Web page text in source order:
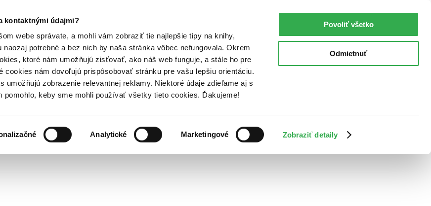
kontaktnými údajmi?
webe správate, a mohli vám zobraziť tie najlepšie tipy na knihy,
potrebné a bez nich by naša stránka vôbec nefungovala. Okrem
ktoré nám umožňujú zisťovať, ako náš web funguje, a stále ho pre
cookies nám dovoľujú prispôsobovať stránku pre vašu lepšiu orientáciu.
umožňujú zobrazenie relevantnej reklamy. Niektoré údaje zdieľame aj s
pomohlo, keby sme mohli používať všetky tieto cookies. Ďakujeme!
Analytické Marketingové Zobraziť detaily
Povoliť všetko
Odmietnuť